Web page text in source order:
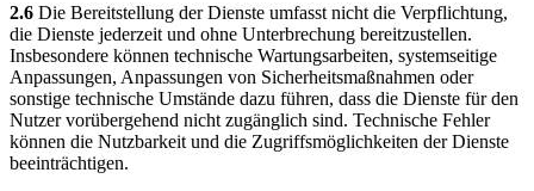
2.6 Die Bereitstellung der Dienste umfasst nicht die Verpflichtung,
die Dienste jederzeit und ohne Unterbrechung bereitzustellen.
Insbesondere können technische Wartungsarbeiten, systemseitige
Anpassungen, Anpassungen von Sicherheitsmaßnahmen oder
sonstige technische Umstände dazu führen, dass die Dienste für den
Nutzer vorübergehend nicht zugänglich sind. Technische Fehler
können die Nutzbarkeit und die Zugriffsmöglichkeiten der Dienste
beeinträchtigen.